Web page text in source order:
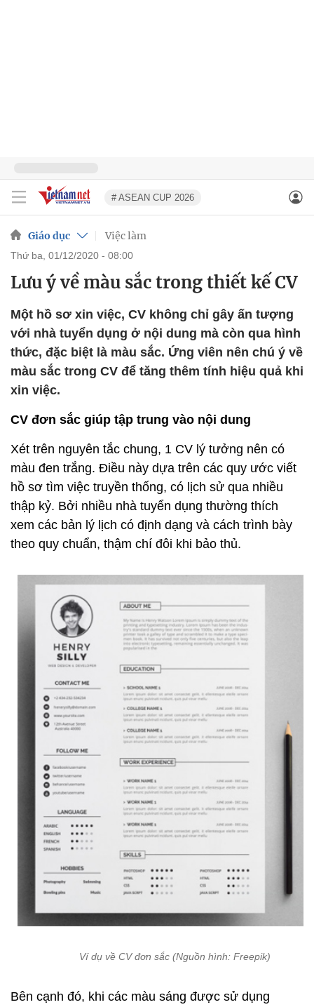
# ASEAN CUP 2026
Giáo dục Việc làm
thứ ba, 01/12/2020 - 08:00
Lưu ý về màu sắc trong thiết kế CV
Một hồ sơ xin việc, CV không chỉ gây ấn tượng
với nhà tuyển dụng ở nội dung mà còn qua hình
thức, đặc biệt là màu sắc. Ứng viên nên chú ý về
màu sắc trong CV để tăng thêm tính hiệu quả khi
xin việc.
CV đơn sắc giúp tập trung vào nội dung
Xét trên nguyên tắc chung, 1 CV lý tưởng nên có
màu đen trắng. Điều này dựa trên các quy ước viết
hồ sơ tìm việc truyền thống, có lịch sử qua nhiều
thập kỷ. Bởi nhiều nhà tuyển dụng thường thích
xem các bản lý lịch có định dạng và cách trình bày
theo quy chuẩn, thậm chí đôi khi bảo thủ.
Ví dụ về CV đơn sắc (Nguồn hình: Freepik)
Bên cạnh đó, khi các màu sáng được sử dụng